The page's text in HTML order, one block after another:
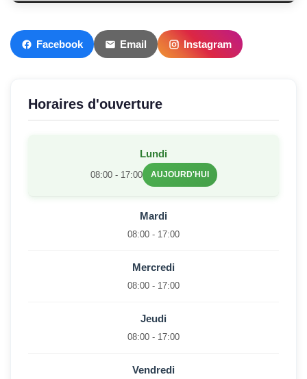
Facebook Email Instagram
Horaires d'ouverture
Lundi
08:00 - 17:00 AUJOURD'HUI
Mardi
08:00 - 17:00
Mercredi
08:00 - 17:00
Jeudi
08:00 - 17:00
Vendredi